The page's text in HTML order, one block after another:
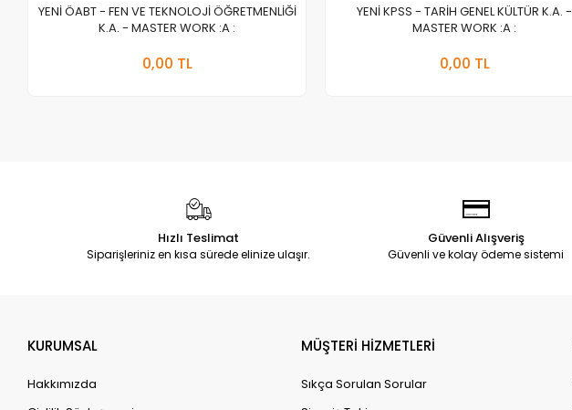
YENİ ÖABT - FEN VE TEKNOLOJİ ÖĞRETMENLİĞİ
K.A. - MASTER WORK :A :
0,00 TL
YENİ KPSS - TARİH GENEL KÜLTÜR K.A. -
MASTER WORK :A :
0,00 TL
Hızlı Teslimat
Siparişleriniz en kısa sürede elinize ulaşır.
Güvenli Alışveriş
Güvenli ve kolay ödeme sistemi
KURUMSAL
Hakkımızda
MÜŞTERİ HİZMETLERİ
Sıkça Sorulan Sorular